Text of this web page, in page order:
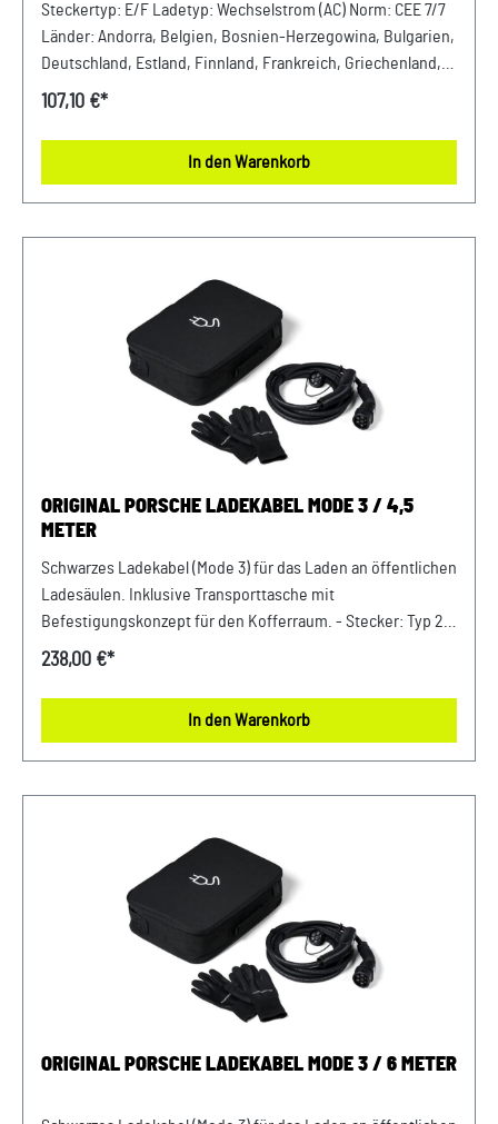
Steckertyp: E/F Ladetyp: Wechselstrom (AC) Norm: CEE 7/7
Länder: Andorra, Belgien, Bosnien-Herzegowina, Bulgarien,
Deutschland, Estland, Finnland, Frankreich, Griechenland,
Island, Kroatien, Lettland, Litauen, Luxemburg, Monaco,
Rumänien, Russland, Schweden, Serbien, Slowakei,
Slowenien, Spanien, Tschechien, Ukraine, Ungarn Anzahl
LandshutPorsche Zentrum LandshutAlbert Einstein Straße
184030 ErgoldingUSt.-IdNr.: DE263328607
107,10 €*
In den Warenkorb
ORIGINAL PORSCHE LADEKABEL MODE 3 / 4,5
METER
Schwarzes Ladekabel (Mode 3) für das Laden an öffentlichen
Ladesäulen. Inklusive Transporttasche mit
Befestigungskonzept für den Kofferraum. - Stecker: Typ 2-
Leistung: bis zu 22 kW- Stromstärke: bis zu 32 A
AVP Sportwagen GmbH LandshutPorsche Zentrum
LandshutAlbert Einstein Straße 184030 ErgoldingUSt.-IdNr.:
238,00 €*
In den Warenkorb
ORIGINAL PORSCHE LADEKABEL MODE 3 / 6 METER